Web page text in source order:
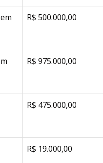
R$ 500.000,00
R$ 975.000,00
R$ 475.000,00
R$ 19.000,00